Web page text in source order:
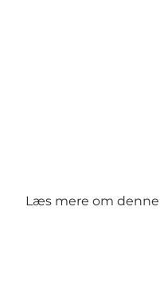
Læs mere om